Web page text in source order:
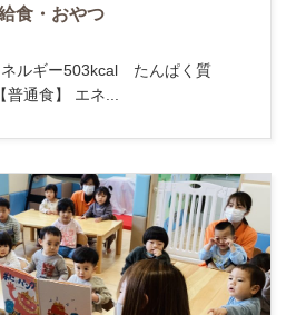
食・おやつ
ネルギー503kcal たんぱく質
通食】 エネ...